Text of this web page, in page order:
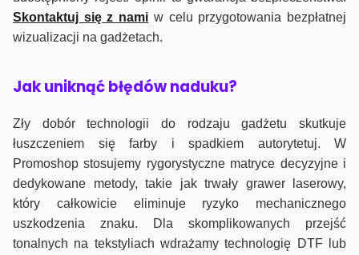
Skontaktuj się z nami w celu przygotowania bezpłatnej
wizualizacji na gadżetach.
Jak uniknąć błędów naduku?
Zły dobór technologii do rodzaju gadżetu skutkuje
łuszczeniem się farby i spadkiem autorytetuj. W
Promoshop stosujemy rygorystyczne matryce decyzyjne i
dedykowane metody, takie jak trwały grawer laserowy,
który całkowicie eliminuje ryzyko mechanicznego
uszkodzenia znaku. Dla skomplikowanych przejść
tonalnych na tekstyliach wdrażamy technologię DTF lub